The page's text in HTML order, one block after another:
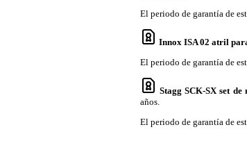
El periodo de garantía de
Innox ISA 02 atril
El periodo de garantía de
Stagg SCK-SX set
años.
El periodo de garantía de